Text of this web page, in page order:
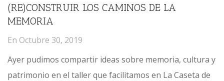
(RE)CONSTRUIR LOS CAMINOS DE LA
MEMORIA
En Octubre 30, 2019
Ayer pudimos compartir ideas sobre memoria, cultura y
patrimonio en el taller que facilitamos en La Caseta de